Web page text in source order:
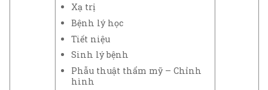
Xạ trị
Bệnh lý học
Tiết niệu
Sinh lý bệnh
Phẫu thuật thẩm mỹ – Chỉnh
hình